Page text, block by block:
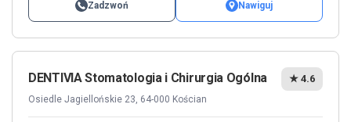
Zadzwoń Nawiguj
DENTIVIA Stomatologia i Chirurgia Ogólna
Osiedle Jagiellońskie 23, 64-000 Kościan
★ 4.6